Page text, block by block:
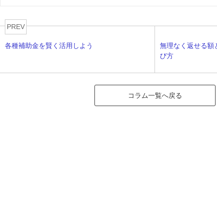
PREV
各種補助金を賢く活用しよう
無理なく返せる額
び方
コラム一覧へ戻る